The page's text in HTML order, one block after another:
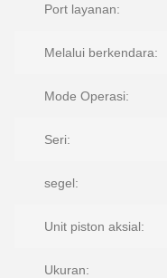
Port layanan:
Melalui berkendara:
Mode Operasi:
Seri:
segel:
Unit piston aksial:
Ukuran: